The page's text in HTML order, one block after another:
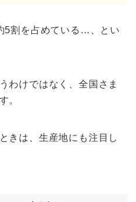
5割を占めている…、とい
わけではなく、全国さま
。
きは、生産地にも注目し